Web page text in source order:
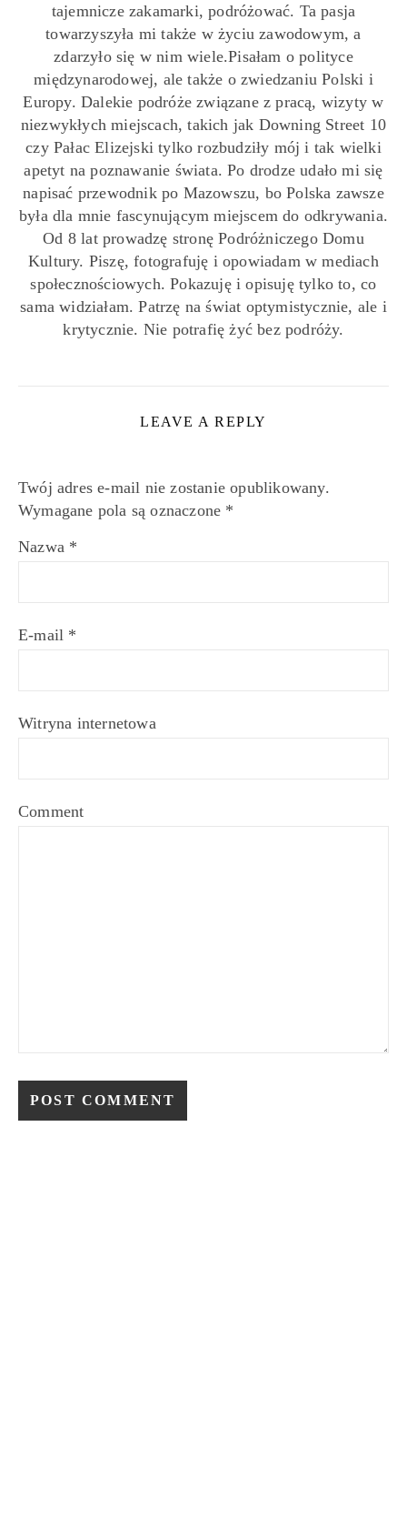
tajemnicze zakamarki, podróżować. Ta pasja
towarzyszyła mi także w życiu zawodowym, a
zdarzyło się w nim wiele.Pisałam o polityce
międzynarodowej, ale także o zwiedzaniu Polski i
Europy. Dalekie podróże związane z pracą, wizyty w
niezwykłych miejscach, takich jak Downing Street 10
czy Pałac Elizejski tylko rozbudziły mój i tak wielki
apetyt na poznawanie świata. Po drodze udało mi się
napisać przewodnik po Mazowszu, bo Polska zawsze
była dla mnie fascynującym miejscem do odkrywania.
Od 8 lat prowadzę stronę Podróżniczego Domu
Kultury. Piszę, fotografuję i opowiadam w mediach
społecznościowych. Pokazuję i opisuję tylko to, co
sama widziałam. Patrzę na świat optymistycznie, ale i
krytycznie. Nie potrafię żyć bez podróży.
LEAVE A REPLY
Twój adres e-mail nie zostanie opublikowany.
Wymagane pola są oznaczone *
Nazwa *
E-mail *
Witryna internetowa
Comment